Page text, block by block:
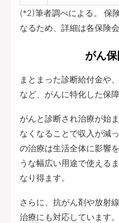
(*2)筆者調べによる。 保
なるため、詳細は各保険
がん
まとまった診断給付金や
など、がんに特化した保
がんと診断され治療が始
なくなることで収入が減
の治療は生活全体に影響
うな幅広い用途で使える
なり得ます。
さらに、抗がん剤や放射
治療にも対応しています